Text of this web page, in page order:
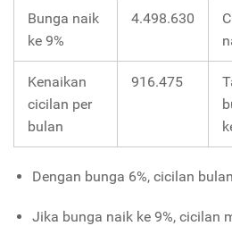
Bunga naik
ke 9%
4.498.630
Kenaikan
cicilan per
bulan
916.475
Dengan bunga 6%, cicilan
Jika bunga naik ke 9%, cicilan